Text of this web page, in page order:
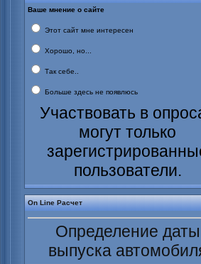
Ваше мнение о сайте
Этот сайт мне интересен
Хорошо, но...
Так себе..
Больше здесь не появлюсь
Участвовать в
могут только
пользователи.
On Line Расчет
Определение даты
выпуска